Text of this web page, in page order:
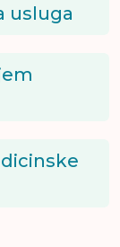
usluga